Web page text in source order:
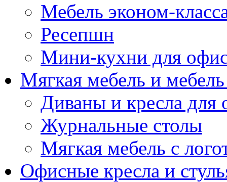
Мебель эконом-
Ресепшн
Мини-кухни для
Мягкая мебель и
Диваны и кресла для
Журнальные столы
Мягкая мебель с
Офисные кресла и